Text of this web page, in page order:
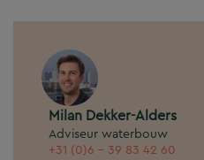
Milan Dekker-Alders
Adviseur waterbouw
+31 (0)6 - 39 83 42 60